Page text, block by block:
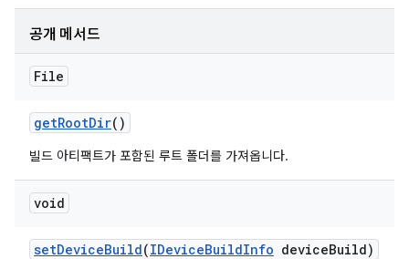
공개 메서드
File
getRootDir()
빌드 아티팩트가 포함된 루트 폴더를 가져옵니다.
void
setDeviceBuild(IDeviceBuildInfo deviceBuild)